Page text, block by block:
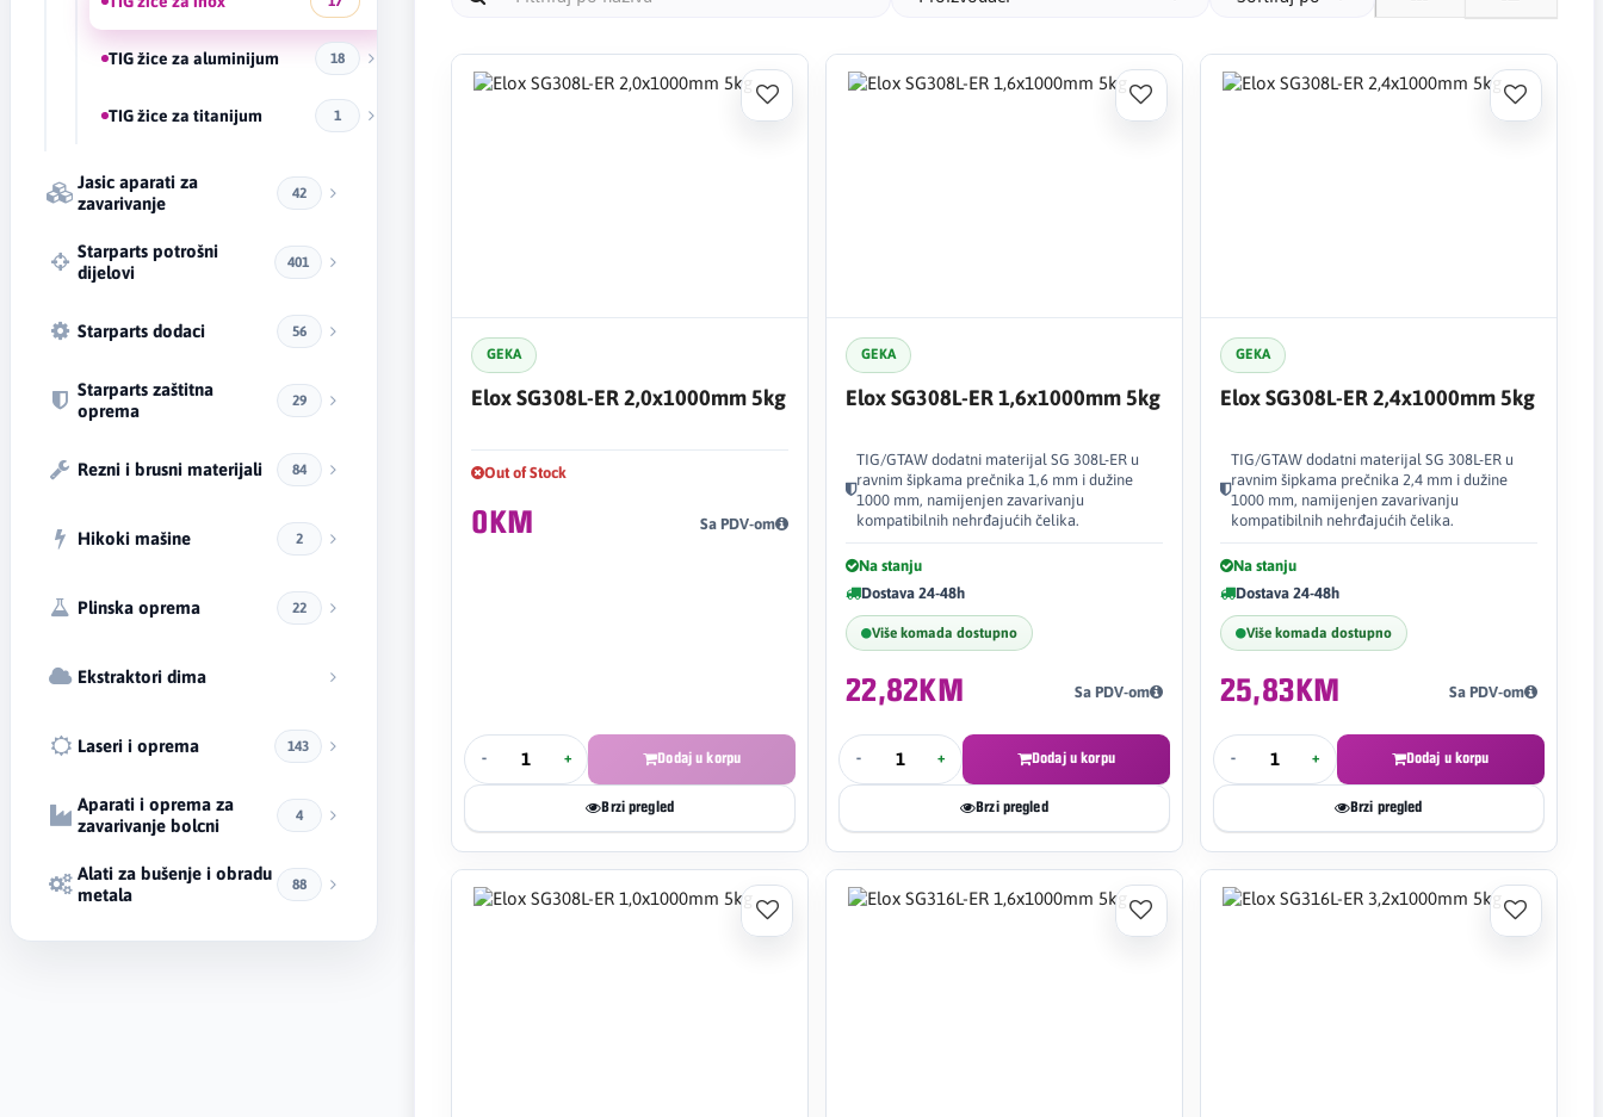
TIG žice za aluminijum 18
TIG žice za titanijum 1
Jasic aparati za
zavarivanje
42
Starparts potrošni
dijelovi
401
Starparts dodaci 56
Starparts zaštitna
oprema
29
Rezni i brusni materijali 84
Hikoki mašine 2
Plinska oprema 22
Ekstraktori dima
Laseri i oprema 143
Aparati i oprema za
zavarivanje bolcni
4
Alati za bušenje i obradu
metala
88
GEKA
Elox SG308L-ER 2,0x1000mm 5kg
Out of Stock
0KM Sa PDV-om
- + Dodaj u korpu
Brzi pregled
GEKA
Elox SG308L-ER 1,6x1000mm 5kg
TIG/GTAW dodatni materijal SG 308L-ER u
ravnim šipkama prečnika 1,6 mm i dužine
1000 mm, namijenjen zavarivanju
kompatibilnih nehrđajućih čelika.
Na stanju
Dostava 24-48h
Više komada dostupno
22,82KM Sa PDV-om
- + Dodaj u korpu
Brzi pregled
GEKA
Elox SG308L-ER 2,4x1000mm 5kg
TIG/GTAW dodatni materijal SG 308L-ER u
ravnim šipkama prečnika 2,4 mm i dužine
1000 mm, namijenjen zavarivanju
kompatibilnih nehrđajućih čelika.
Na stanju
Dostava 24-48h
Više komada dostupno
25,83KM Sa PDV-om
- + Dodaj u korpu
Brzi pregled